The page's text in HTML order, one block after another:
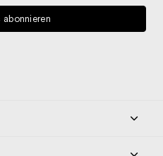
abonnieren